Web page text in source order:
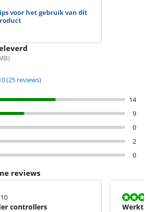
voor het gebruik van dit
gebaseerd op 25 reviews.
(25 reviews)
14
9
0
2
0
reviews
10.
controllers Werkt